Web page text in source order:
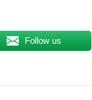
Follow us